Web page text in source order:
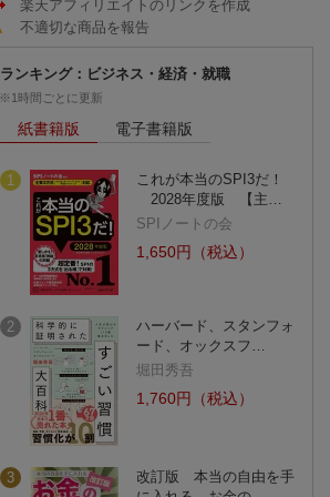
楽天アフィリエイトのリンクを作成
不適切な商品を報告
ランキング：ビジネス・経済・就職
※1時間ごとに更新
紙書籍版 電子書籍版
1
これが本当のSPI3だ！
2028年度版 【主…
SPIノートの会
1,650円（税込）
2
ハーバード、スタンフォ
ード、オックスフ…
堀田秀吾
1,760円（税込）
3
改訂版 本当の自由を手